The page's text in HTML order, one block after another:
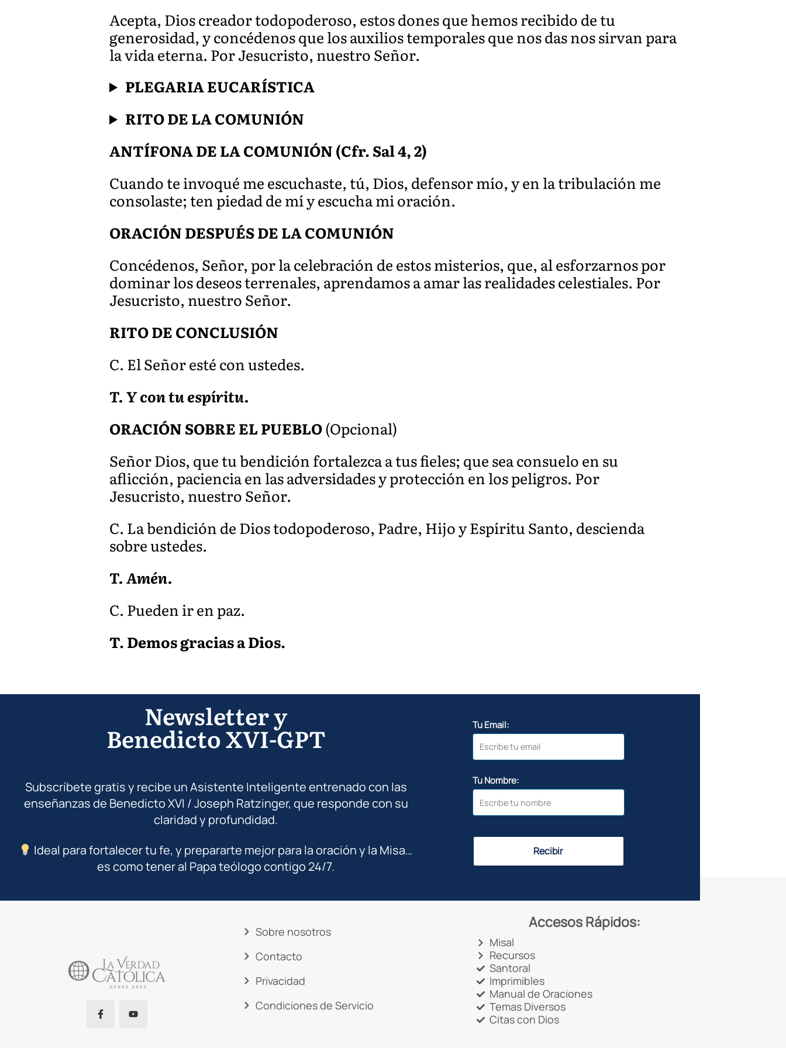
Acepta, Dios creador todopoderoso, estos dones que hemos recibido de tu
generosidad, y concédenos que los auxilios temporales que nos das nos sirvan para
la vida eterna. Por Jesucristo, nuestro Señor.
PLEGARIA EUCARÍSTICA
RITO DE LA COMUNIÓN
ANTÍFONA DE LA COMUNIÓN (Cfr. Sal 4, 2)
Cuando te invoqué me escuchaste, tú, Dios, defensor mío, y en la tribulación me
consolaste; ten piedad de mí y escucha mi oración.
ORACIÓN DESPUÉS DE LA COMUNIÓN
Concédenos, Señor, por la celebración de estos misterios, que, al esforzarnos por
dominar los deseos terrenales, aprendamos a amar las realidades celestiales. Por
Jesucristo, nuestro Señor.
RITO DE CONCLUSIÓN
C. El Señor esté con ustedes.
T. Y con tu espíritu.
ORACIÓN SOBRE EL PUEBLO(Opcional)
Señor Dios, que tu bendición fortalezca a tus fieles; que sea consuelo en su
aflicción, paciencia en las adversidades y protección en los peligros. Por
Jesucristo, nuestro Señor.
C. La bendición de Dios todopoderoso, Padre, Hijo y Espíritu Santo, descienda
sobre ustedes.
T. Amén.
C. Pueden ir en paz.
T. Demos gracias a Dios.
Newsletter y
Benedicto XVI-GPT
Subscríbete gratis y recibe un Asistente Inteligente entrenado con las
enseñanzas de Benedicto XVI / Joseph Ratzinger, que responde con su
claridad y profundidad.
Ideal para fortalecer tu fe, y prepararte mejor para la oración y la Misa…
es como tener al Papa teólogo contigo 24/7.
Tu Email:
Tu Nombre:
Recibir
Sobre nosotros
Contacto
Privacidad
Condiciones de Servicio
Accesos Rápidos:
Misal
Recursos
Santoral
Imprimibles
Manual de Oraciones
Temas Diversos
Citas con Dios